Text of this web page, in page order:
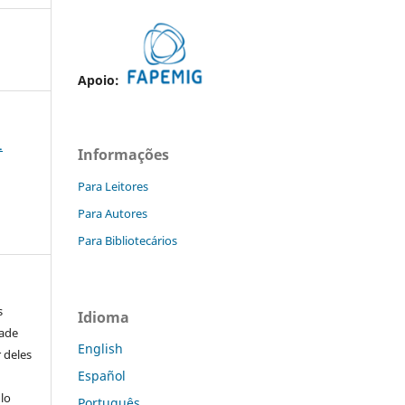
Apoio:
Informações
Para Leitores
Para Autores
Para Bibliotecários
Idioma
English
Español